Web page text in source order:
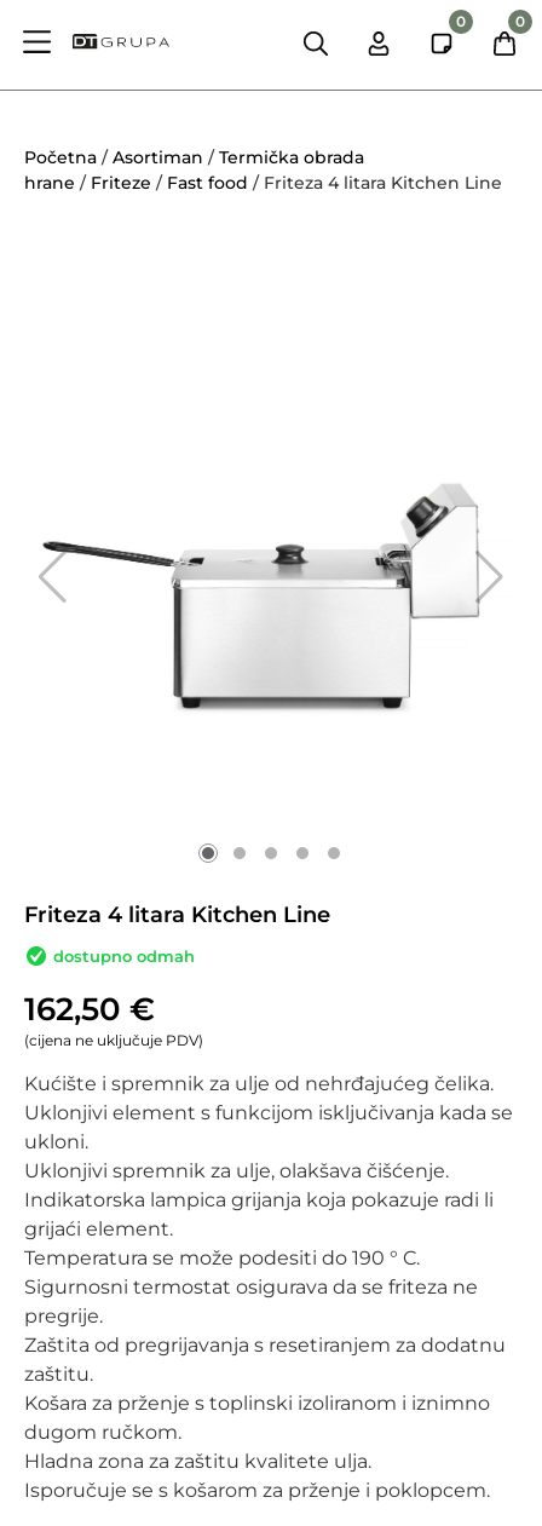
0 0
Početna /Asortiman /Termička obrada
hrane / Friteze / Fast food / Friteza 4 litara Kitchen Line
Friteza 4 litara Kitchen Line
dostupno odmah
162,50 €
(cijena ne uključuje PDV)
Kućište i spremnik za ulje od nehrđajućeg čelika.
Uklonjivi element s funkcijom isključivanja kada se
ukloni.
Uklonjivi spremnik za ulje, olakšava čišćenje.
Indikatorska lampica grijanja koja pokazuje radi li
grijaći element.
Temperatura se može podesiti do 190 ° C.
Sigurnosni termostat osigurava da se friteza ne
pregrije.
Zaštita od pregrijavanja s resetiranjem za dodatnu
zaštitu.
Košara za prženje s toplinski izoliranom i iznimno
dugom ručkom.
Hladna zona za zaštitu kvalitete ulja.
Isporučuje se s košarom za prženje i poklopcem.